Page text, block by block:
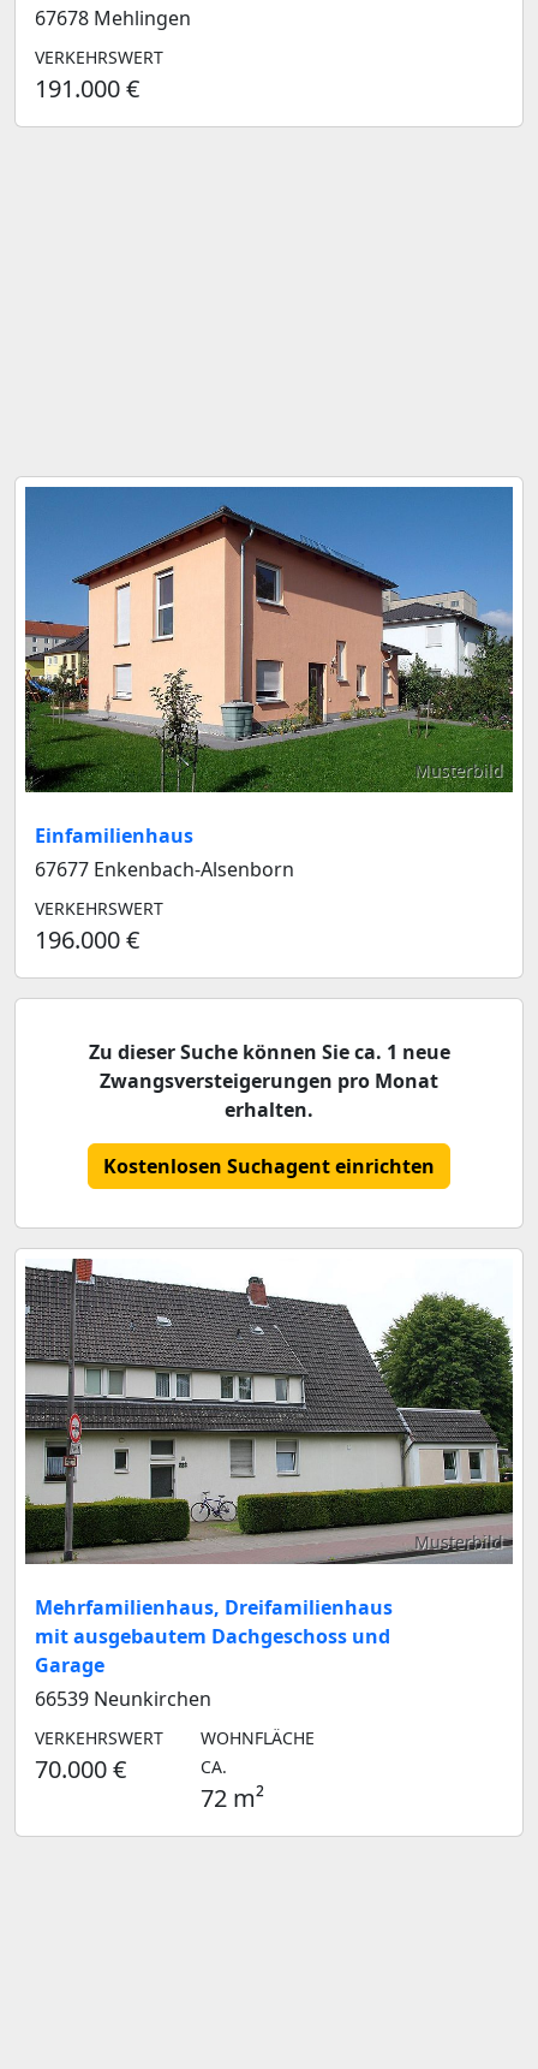
67678 Mehlingen
VERKEHRSWERT
191.000 €
Musterbild
Einfamilienhaus
67677 Enkenbach-Alsenborn
VERKEHRSWERT
196.000 €
Zu dieser Suche können Sie ca. 1 neue
Zwangsversteigerungen pro Monat
erhalten.
Kostenlosen Suchagent einrichten
Musterbild
Mehrfamilienhaus, Dreifamilienhaus
mit ausgebautem Dachgeschoss und
Garage
66539 Neunkirchen
VERKEHRSWERT
70.000 €
WOHNFLÄCHE
CA.
72 m²